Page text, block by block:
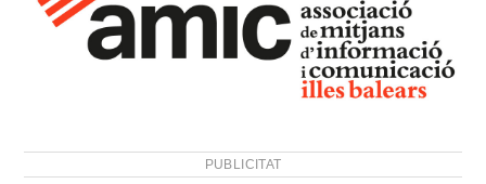
PUBLICITAT